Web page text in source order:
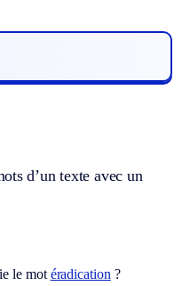
d’un texte avec un
le mot éradication ?